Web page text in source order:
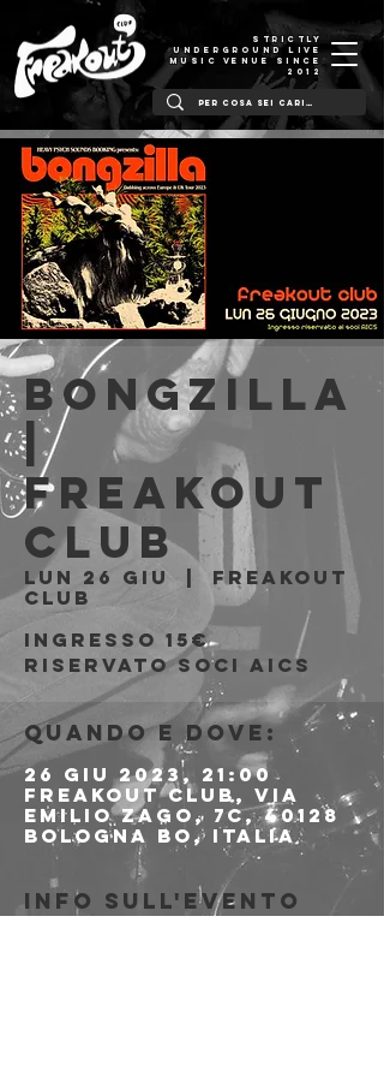
STRICTLY
UNDERGROUND LIVE
MUSIC VENUE SINCE
2012
Bongzilla
|
Freakout
Club
lun 26 giu
  |
Freakout
Club
Ingresso 15€
riservato soci AICS
Quando e dove:
26 giu 2023, 21:00
Freakout Club, Via
Emilio Zago, 7c, 40128
Bologna BO, Italia
Info sull'evento